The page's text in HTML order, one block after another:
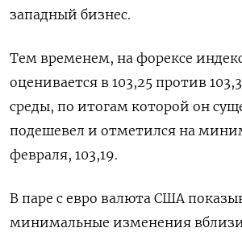
западный бизнес.
Тем временем, на форексе
оценивается в 103,25 против
среды, по итогам которой он
подешевел и отметился на
февраля, 103,19.
В паре с евро валюта США
минимальные изменения